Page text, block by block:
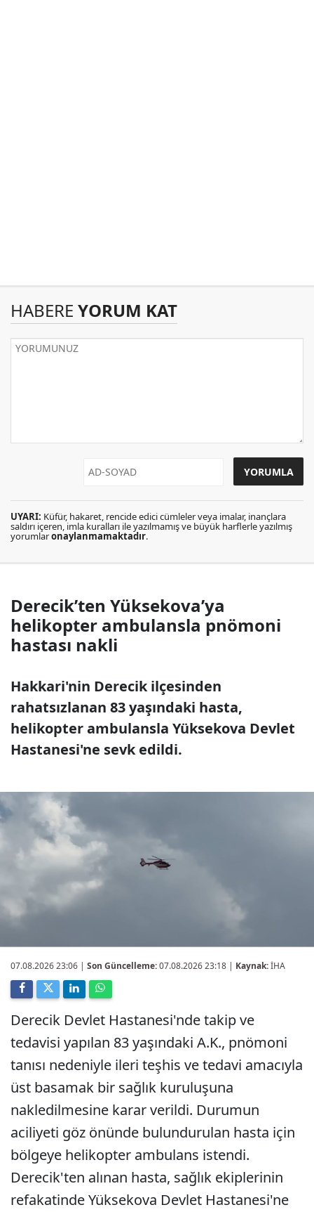
HABERE YORUM KAT
UYARI: Küfür, hakaret, rencide edici cümleler veya imalar, inançlara
saldırı içeren, imla kuralları ile yazılmamış ve büyük harflerle yazılmış
yorumlaronaylanmamaktadır.
Derecik’ten Yüksekova’ya
helikopter ambulansla pnömoni
hastası nakli
Hakkari'nin Derecik ilçesinden
rahatsızlanan 83 yaşındaki hasta,
helikopter ambulansla Yüksekova Devlet
Hastanesi'ne sevk edildi.
07.08.2026 23:06 | Son Güncelleme:07.08.2026 23:18 | Kaynak:İHA
Derecik Devlet Hastanesi'nde takip ve
tedavisi yapılan 83 yaşındaki A.K., pnömoni
tanısı nedeniyle ileri teşhis ve tedavi amacıyla
üst basamak bir sağlık kuruluşuna
nakledilmesine karar verildi. Durumun
aciliyeti göz önünde bulundurulan hasta için
bölgeye helikopter ambulans istendi.
Derecik'ten alınan hasta, sağlık ekiplerinin
refakatinde Yüksekova Devlet Hastanesi'ne